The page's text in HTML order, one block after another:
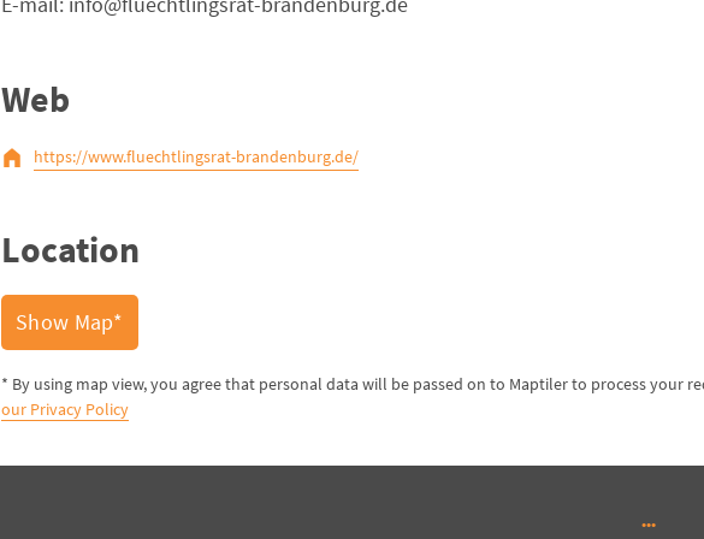
Web
https://www.fluechtlingsrat-brandenburg.de/
Location
Show Map*
* By using map view, you agree that personal data will be passed on to Maptiler to process your
our Privacy Policy